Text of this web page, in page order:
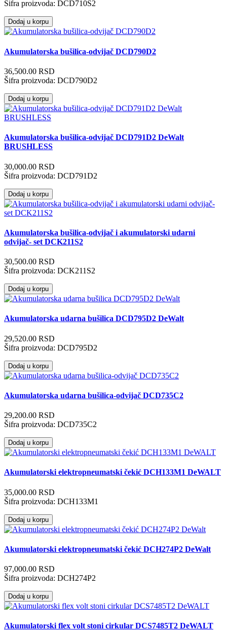
Šifra proizvoda: DCD710S2
Dodaj u korpu
Akumulatorska bušilica-odvijač DCD790D2
36,500.00 RSD
Šifra proizvoda: DCD790D2
Dodaj u korpu
Akumulatorska bušilica-odvijač DCD791D2 DeWalt
BRUSHLESS
30,000.00 RSD
Šifra proizvoda: DCD791D2
Dodaj u korpu
Akumulatorska bušilica-odvijač i akumulatorski udarni
odvijač- set DCK211S2
30,500.00 RSD
Šifra proizvoda: DCK211S2
Dodaj u korpu
Akumulatorska udarna bušilica DCD795D2 DeWalt
29,520.00 RSD
Šifra proizvoda: DCD795D2
Dodaj u korpu
Akumulatorska udarna bušilica-odvijač DCD735C2
29,200.00 RSD
Šifra proizvoda: DCD735C2
Dodaj u korpu
Akumulatorski elektropneumatski čekić DCH133M1 DeWALT
35,000.00 RSD
Šifra proizvoda: DCH133M1
Dodaj u korpu
Akumulatorski elektropneumatski čekić DCH274P2 DeWalt
97,000.00 RSD
Šifra proizvoda: DCH274P2
Dodaj u korpu
Akumulatorski flex volt stoni cirkular DCS7485T2 DeWALT